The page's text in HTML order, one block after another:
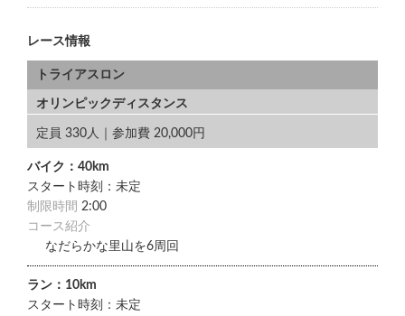
レース情報
トライアスロン
オリンピックディスタンス
定員 330人｜参加費 20,000円
バイク：40km
スタート時刻：未定
制限時間 2:00
コース紹介
なだらかな里山を6周回
ラン：10km
スタート時刻：未定